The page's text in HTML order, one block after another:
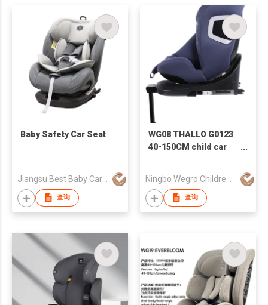
Baby Safety Car Seat
Jiangsu Best Baby Car Seat Mfg Co Ltd
查询
WG08 THALLO G0123
40-150CM child car
查询